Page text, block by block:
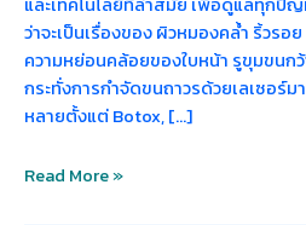
ว่าจะเป็นเรื่องของ ผิวหมองคล้ำ ริ้วร
ความหย่อนคล้อยของใบหน้า รูขุมขนก
กระทั่งการกำจัดขนถาวรด้วยเลเซอร์
หลายตั้งแต่ Botox, […]
Read More »